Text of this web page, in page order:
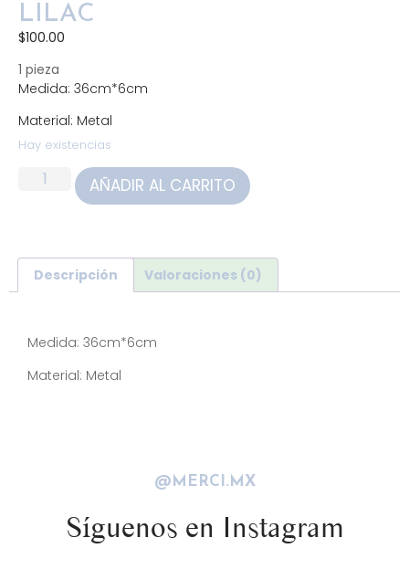
LILAC
$100.00
1 pieza
Medida: 36cm*6cm
Material: Metal
Hay existencias
AÑADIR AL CARRITO
Descripción Valoraciones (0)
Medida: 36cm*6cm
Material: Metal
@MERCI.MX
Síguenos en Instagram